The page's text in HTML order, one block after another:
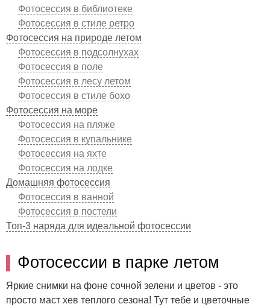
Фотосессия в библиотеке
Фотосессия в стиле ретро
Фотосессия на природе летом
Фотосессия в подсолнухах
Фотосессия в поле
Фотосессия в лесу летом
Фотосессия в стиле бохо
Фотосессия на море
Фотосессия на пляже
Фотосессия в купальнике
Фотосессия на яхте
Фотосессия на лодке
Домашняя фотосессия
Фотосессия в ванной
Фотосессия в постели
Топ-3 наряда для идеальной фотосессии
Фотосессии в парке летом
Яркие снимки на фоне сочной зелени и цветов - это
просто маст хев теплого сезона! Тут тебе и цветочные